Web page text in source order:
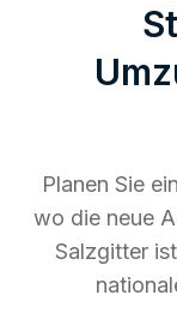
Planen Sie
wo die neue
Salzgitter ist